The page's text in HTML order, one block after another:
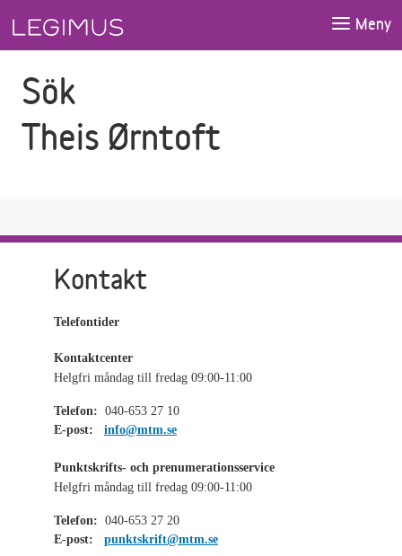
Meny
Sök
Theis Ørntoft
Kontakt
Telefontider
Kontaktcenter
Helgfri måndag till fredag 09:00-11:00
Telefon: 040-653 27 10
E-post:
info@mtm.se
Punktskrifts- och prenumerationsservice
Helgfri måndag till fredag 09:00-11:00
Telefon: 040-653 27 20
E-post:
punktskrift@mtm.se